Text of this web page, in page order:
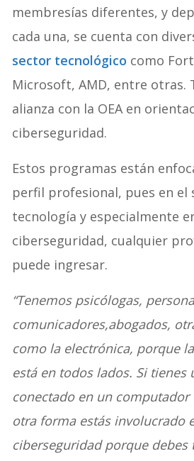
membresías diferentes, y
cada una, se cuenta con
sector tecnológico como
Microsoft, AMD, entre otras.
alianza con la OEA en
ciberseguridad.
Estos programas están
perfil profesional, pues en el
tecnología y especialmente
ciberseguridad, cualquier
puede ingresar.
“Tenemos psicólogas,
comunicadores,abogados,
como la electrónica, porque
está en todos lados. Si tienes
conectado en un
otra forma estás involucrado
ciberseguridad porque debes